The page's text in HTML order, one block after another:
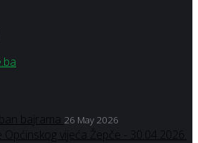
bajrama 26 May 2026
vijeća Žepče - 30.04.2026.